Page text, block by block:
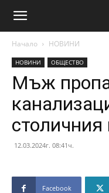
Начало НОВИНИ
НОВИНИ ОБЩЕСТВО
Мъж
12.03.2024г. 08:41ч.
Facebook